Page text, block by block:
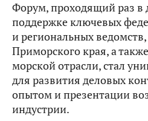
Форум, проходящий раз в
поддержке ключевых
и региональных
Приморского края, а
морской отрасли, стал
для развития деловых
опытом и презентации
индустрии.